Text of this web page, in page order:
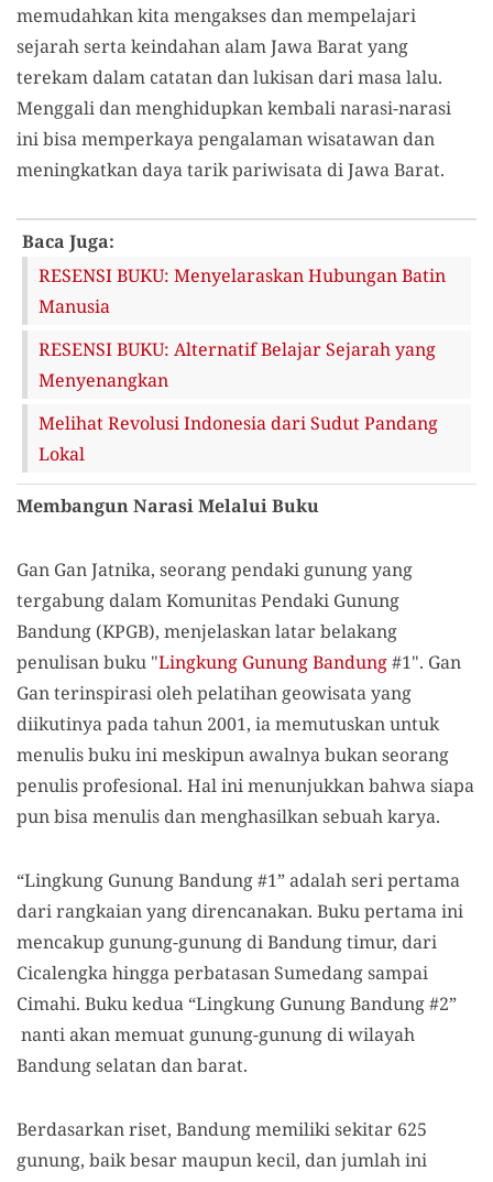
memudahkan kita mengakses dan mempelajari
sejarah serta keindahan alam Jawa Barat yang
terekam dalam catatan dan lukisan dari masa lalu.
Menggali dan menghidupkan kembali narasi-narasi
ini bisa memperkaya pengalaman wisatawan dan
meningkatkan daya tarik pariwisata di Jawa Barat.
Baca Juga:
RESENSI BUKU: Menyelaraskan Hubungan Batin
Manusia
RESENSI BUKU: Alternatif Belajar Sejarah yang
Menyenangkan
Melihat Revolusi Indonesia dari Sudut Pandang
Lokal
Membangun Narasi Melalui Buku
Gan Gan Jatnika, seorang pendaki gunung yang
tergabung dalam Komunitas Pendaki Gunung
Bandung (KPGB), menjelaskan latar belakang
penulisan buku "Lingkung Gunung Bandung#1". Gan
Gan terinspirasi oleh pelatihan geowisata yang
diikutinya pada tahun 2001, ia memutuskan untuk
menulis buku ini meskipun awalnya bukan seorang
penulis profesional. Hal ini menunjukkan bahwa siapa
pun bisa menulis dan menghasilkan sebuah karya.
“Lingkung Gunung Bandung #1” adalah seri pertama
dari rangkaian yang direncanakan. Buku pertama ini
mencakup gunung-gunung di Bandung timur, dari
Cicalengka hingga perbatasan Sumedang sampai
Cimahi. Buku kedua “Lingkung Gunung Bandung #2”
nanti akan memuat gunung-gunung di wilayah
Bandung selatan dan barat.
Berdasarkan riset, Bandung memiliki sekitar 625
gunung, baik besar maupun kecil, dan jumlah ini